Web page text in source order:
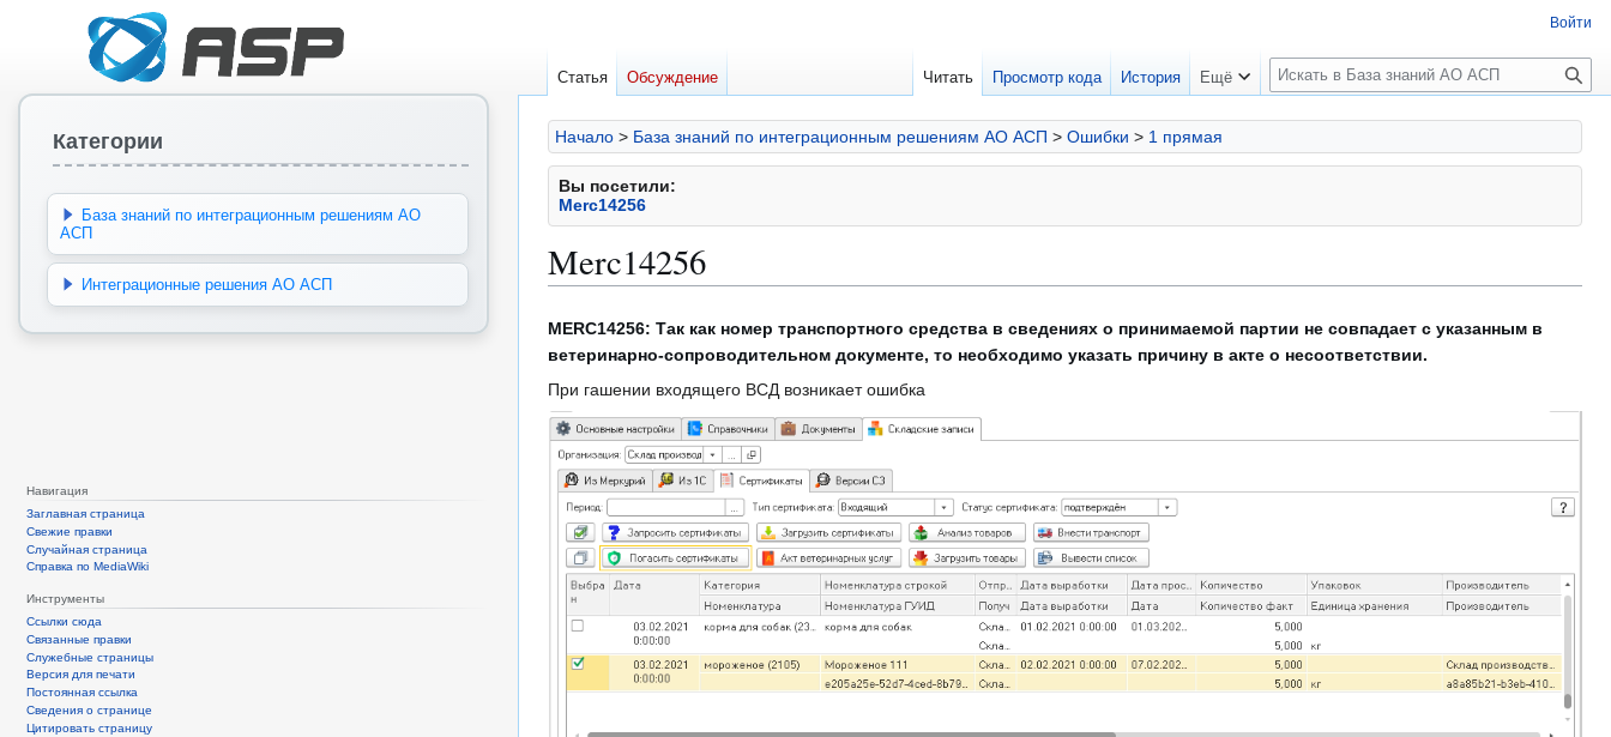
Начало > База знаний по интеграционным решениям АО АСП > Ошибки > 1 прямая
Вы посетили:
Merc14256
Merc14256
Перейти
Перейти
MERC14256: Так как номер транспортного средства в сведениях о принимаемой партии не совпадает с указанным в
ветеринарно-сопроводительном документе, то необходимо указать причину в акте о несоответствии.
При гашении входящего ВСД возникает ошибка
Войти
Статья Обсуждение Читать Просмотр кода История Ещё
П
о
и
с
к
Категории
База знаний по интеграционным решениям АО
АСП
Интеграционные решения АО АСП
Навигация
Заглавная страница
Свежие правки
Случайная страница
Справка по MediaWiki
Инструменты
Ссылки сюда
Связанные правки
Служебные страницы
Версия для печати
Постоянная ссылка
Сведения о странице
Цитировать страницу